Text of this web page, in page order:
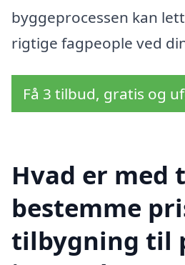
byggeprocessen kan
rigtige fagpeople ved
Få 3 tilbud, gratis og
Hvad er med
bestemme
tilbygning til